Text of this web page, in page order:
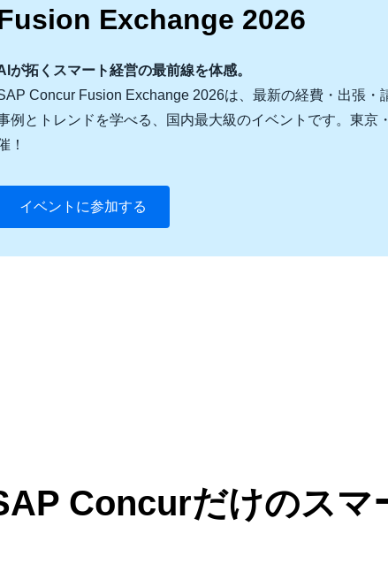
Exchange 2026
が拓くスマート経営の最前線を体感。
Concur Fusion Exchange 2026は、最新の経費・出張・
例とトレンドを学べる、国内最大級のイベントです。東京
！
イベントに参加する
Concurだけのスマ